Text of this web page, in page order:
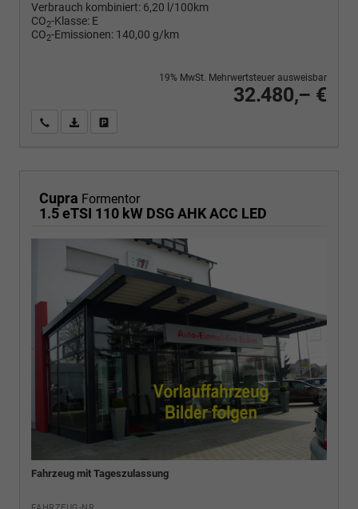
Verbrauch kombiniert: 6,20 l/100km
CO2-Klasse: E
CO2-Emissionen: 140,00 g/km
32.480,– €
19% MwSt. Mehrwertsteuer ausweisbar
Wir rufen Sie anPDF-Fahrzeugexposé drucken
Cupra Formentor
1.5 eTSI 110 kW DSG AHK ACC LED
Fahrzeug mit Tageszulassung